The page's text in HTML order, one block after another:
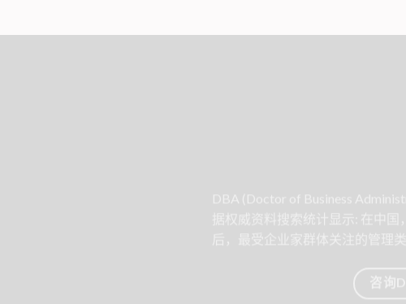
DBA (Doctor of Business
据权威资料搜索统计显示: 在中国，
后，最受企业家群体关注的管理
咨询